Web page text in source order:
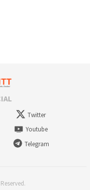
Twitter
Youtube
Telegram